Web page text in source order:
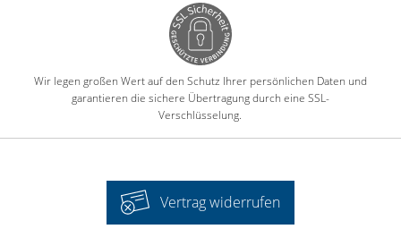
Wir legen großen Wert auf den Schutz Ihrer persönlichen Daten und
garantieren die sichere Übertragung durch eine SSL-
Verschlüsselung.
Vertrag widerrufen